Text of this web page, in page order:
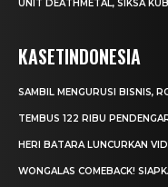
UNIT DEATHMETAL, SIKSA
KASETINDONESIA
SAMBIL MENGURUSI BISNIS,
TEMBUS 122 RIBU
HERI BATARA LUNCURKAN
WONGALAS COMEBACK!